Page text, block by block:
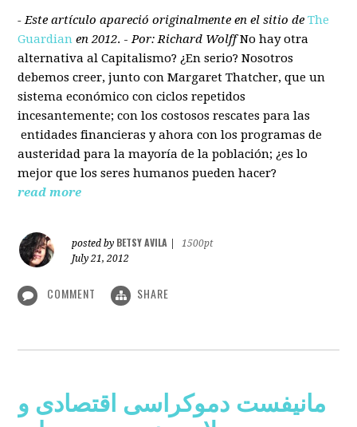
- Este artículo apareció originalmente en el sitio deThe
Guardian en 2012. - Por: Richard Wolff No hay otra
alternativa al Capitalismo? ¿En serio? Nosotros
debemos creer, junto con Margaret Thatcher, que un
sistema económico con ciclos repetidos
incesantemente; con los costosos rescates para las
entidades financieras y ahora con los programas de
austeridad para la mayoría de la población; ¿es lo
mejor que los seres humanos pueden hacer?
read more
posted by BETSY AVILA
1500pt
July 21, 2012
COMMENT SHARE
مانیفست دموکراسی اقتصادی و